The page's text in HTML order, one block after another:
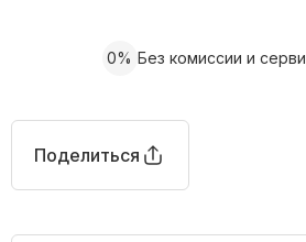
0% Без комиссии и
Поделиться